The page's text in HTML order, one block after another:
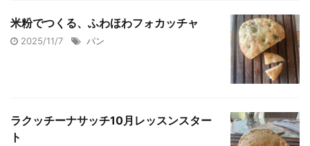
米粉でつくる、ふわほわフォカッチャ
2025/11/7 パン
ラクッチーナサッチ10月レッスンスター
ト